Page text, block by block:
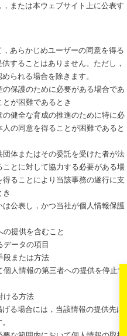
または本ウェブサイト上に公表す
あらかじめユーザーの同意を得る
することはありません。ただし，
られる場合を除きます。
の保護のために必要がある場合であ
が困難であるとき
健全な育成の推進のために特に必
の同意を得ることが困難であると
体またはその委託を受けた者が法
とに対して協力する必要がある場
ることにより当該事務の遂行に支
公表し，かつ当社が個人情報保護
提供を含むこと
データの項目
段または方法
人情報の第三者への提供を停止す
ける方法
る場合には，当該情報の提供先は